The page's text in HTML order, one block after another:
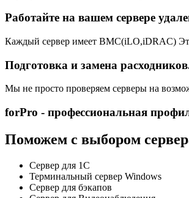
Работайте на вашем сервере
Каждый сервер имеет BMC(iLO,iDRAC)
Подготовка и замена
Мы не просто проверяем серверы на
forPro - профессиональная
Поможем с выбором
Сервер для 1С
Терминальный сервер Windows
Сервер для бэкапов